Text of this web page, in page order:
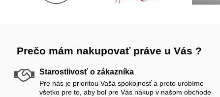
Prečo mám nakupovať práve u Vás ?
Starostlivosť o zákazníka
Pre nás je prioritou Vaša spokojnosť a preto urobíme
všetko pre to, aby bol pre Vás nákup v našom obchode